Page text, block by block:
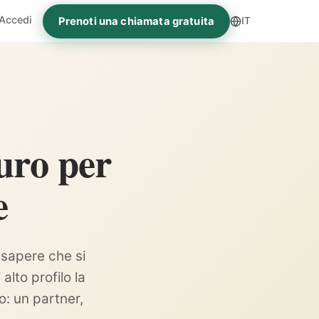
Prenoti una chiamata gratuita IT
per
che si
profilo la
un partner,